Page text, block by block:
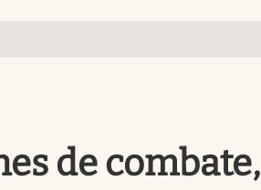
de combate,